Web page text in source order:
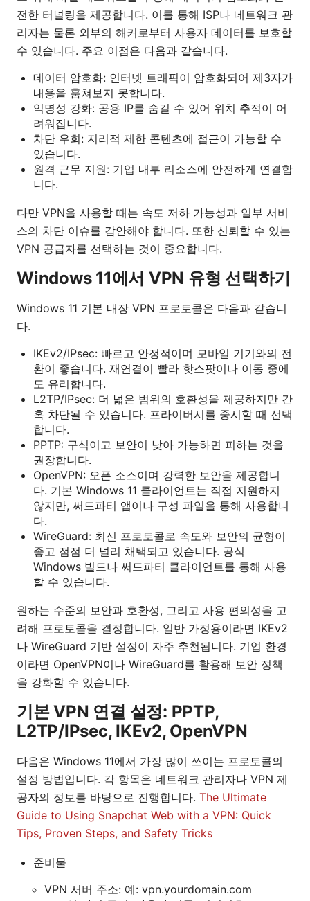
전한 터널링을 제공합니다. 이를 통해 ISP나 네트워크 관
리자는 물론 외부의 해커로부터 사용자 데이터를 보호할
수 있습니다. 주요 이점은 다음과 같습니다.
데이터 암호화: 인터넷 트래픽이 암호화되어 제3자가
내용을 훔쳐보지 못합니다.
익명성 강화: 공용 IP를 숨길 수 있어 위치 추적이 어
려워집니다.
차단 우회: 지리적 제한 콘텐츠에 접근이 가능할 수
있습니다.
원격 근무 지원: 기업 내부 리소스에 안전하게 연결합
니다.
다만 VPN을 사용할 때는 속도 저하 가능성과 일부 서비
스의 차단 이슈를 감안해야 합니다. 또한 신뢰할 수 있는
VPN 공급자를 선택하는 것이 중요합니다.
Windows 11에서 VPN 유형 선택하기
Windows 11 기본 내장 VPN 프로토콜은 다음과 같습니
다.
IKEv2/IPsec: 빠르고 안정적이며 모바일 기기와의 전
환이 좋습니다. 재연결이 빨라 핫스팟이나 이동 중에
도 유리합니다.
L2TP/IPsec: 더 넓은 범위의 호환성을 제공하지만 간
혹 차단될 수 있습니다. 프라이버시를 중시할 때 선택
합니다.
PPTP: 구식이고 보안이 낮아 가능하면 피하는 것을
권장합니다.
OpenVPN: 오픈 소스이며 강력한 보안을 제공합니
다. 기본 Windows 11 클라이언트는 직접 지원하지
않지만, 써드파티 앱이나 구성 파일을 통해 사용합니
다.
WireGuard: 최신 프로토콜로 속도와 보안의 균형이
좋고 점점 더 널리 채택되고 있습니다. 공식
Windows 빌드나 써드파티 클라이언트를 통해 사용
할 수 있습니다.
원하는 수준의 보안과 호환성, 그리고 사용 편의성을 고
려해 프로토콜을 결정합니다. 일반 가정용이라면 IKEv2
나 WireGuard 기반 설정이 자주 추천됩니다. 기업 환경
이라면 OpenVPN이나 WireGuard를 활용해 보안 정책
을 강화할 수 있습니다.
기본 VPN 연결 설정: PPTP,
L2TP/IPsec, IKEv2, OpenVPN
다음은 Windows 11에서 가장 많이 쓰이는 프로토콜의
설정 방법입니다. 각 항목은 네트워크 관리자나 VPN 제
공자의 정보를 바탕으로 진행합니다. The Ultimate
Guide to Using Snapchat Web with a VPN: Quick
Tips, Proven Steps, and Safety Tricks
준비물
VPN 서버 주소: 예: vpn.yourdomain.com